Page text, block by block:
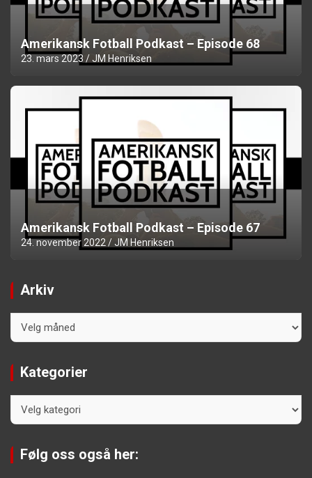
Amerikansk Fotball Podkast – Episode 68
23. mars 2023 JM Henriksen
Amerikansk Fotball Podkast – Episode 67
24. november 2022 JM Henriksen
Arkiv
Kategorier
Følg oss også her: